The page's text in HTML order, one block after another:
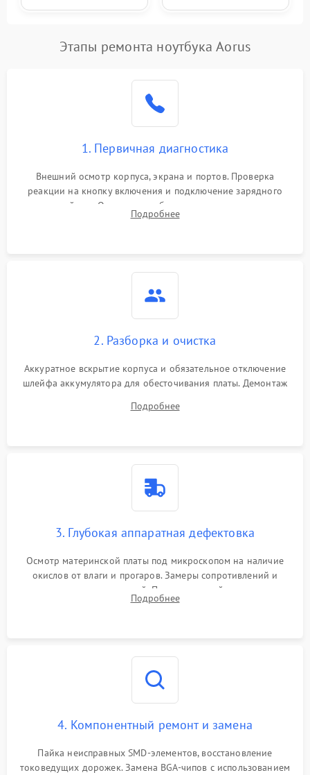
Этапы ремонта ноутбука Aorus
1. Первичная диагностика
Внешний осмотр корпуса, экрана и портов. Проверка
реакции на кнопку включения и подключение зарядного
устройства. Оценка потребления тока с помощью
лабораторного блока питания для локализации проблемы.
Подробнее
2. Разборка и очистка
Аккуратное вскрытие корпуса и обязательное отключение
шлейфа аккумулятора для обесточивания платы. Демонтаж
высохшей термопасты с кристаллов чипов.
Подробнее
3. Глубокая аппаратная дефектовка
Осмотр материнской платы под микроскопом на наличие
окислов от влаги и прогаров. Замеры сопротивлений и
дежурных напряжений. Проверка цепей питания,
мультиконтроллера, процессора и видеочипа.
Подробнее
4. Компонентный ремонт и замена
Пайка неисправных SMD-элементов, восстановление
токоведущих дорожек. Замена BGA-чипов с использованием